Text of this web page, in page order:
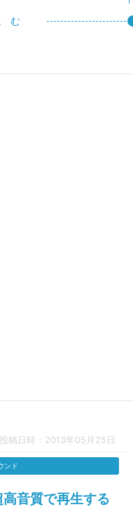
む
投稿日時：2013年05月25日
音質で再生する
ンド